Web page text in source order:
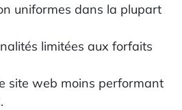
uniformes dans la plupart
limitées aux forfaits
site web moins performant